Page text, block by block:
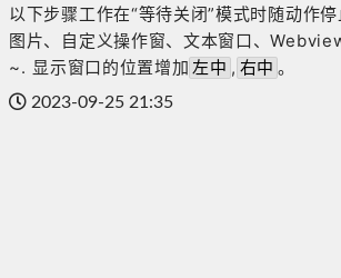
以下步骤工作在“等待关闭”模式时随动作
图片、自定义操作窗、文本窗口、
~. 显示窗口的位置增加 左中 , 右中 。
2023-09-25 21:35